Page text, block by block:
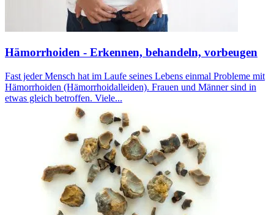
Hämorrhoiden - Erkennen, behandeln, vorbeugen
Fast jeder Mensch hat im Laufe seines Lebens einmal Probleme mit
Hämorrhoiden (Hämorrhoidalleiden). Frauen und Männer sind in
etwas gleich betroffen. Viele...